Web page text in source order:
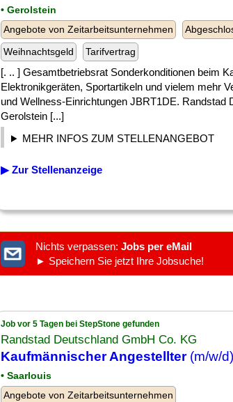
• Gerolstein
Angebote von Zeitarbeitsunternehmen
Weihnachtsgeld
Tarifvertrag
[. .. ] Gesamtbetriebsrat Sonderkonditionen beim
Elektronikgeräten, Sportartikeln und vielem mehr
und Wellness-Einrichtungen JBRT1DE.
Gerolstein [...]
MEHR INFOS ZUM STELLENANGEBOT
▶ Zur Stellenanzeige
Nichts verpassen: Jobs per eMail
► Speichern Sie jetzt Ihre Jobsuche!
Job vor 5 Tagen bei StepStone gefunden
Randstad Deutschland GmbH Co. KG
Kaufmännischer Angestellter(m/w/d)
• Saarlouis
Angebote von Zeitarbeitsunternehmen